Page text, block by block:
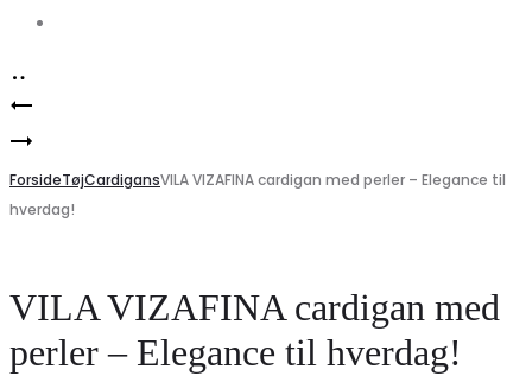
Product
navigation
shirt
PCSKYLAR
Hvid
Tilbud!
ONLY
DAME
STRIKTOP
Elegance
til
ForsideTøjCardigansVILA VIZAFINA cardigan med perler – Elegance til
hverdag!
VILA VIZAFINA cardigan med
perler – Elegance til hverdag!